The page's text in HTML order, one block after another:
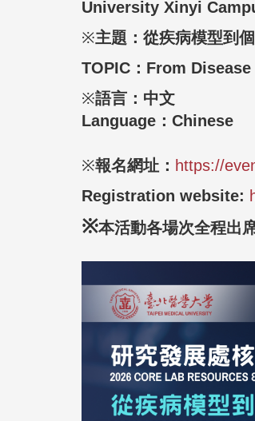
University Xinyi
※主題：從疾病模型到
TOPIC：From
※語言：中文
Language：Chinese
※報名網址： https://
Registration website:
※本活動各場次全程出